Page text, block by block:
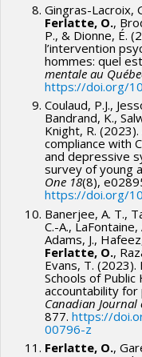
Gingras-Lacroix,
Ferlatte, O.,
P., & Dionne, É.
l’intervention
hommes: quel
mentale au
https://doi.org/
Coulaud, P.J.,
Bandrand, K.,
Knight, R.
compliance with
and depressive
survey of young
One 18(8),
https://doi.org/
Banerjee, A. T.,
C.-A.,
Adams, J.,
Ferlatte, O.,
Evans, T. (2023).
Schools of
accountability
Canadian
877. https://
00796-z
Ferlatte, O.,